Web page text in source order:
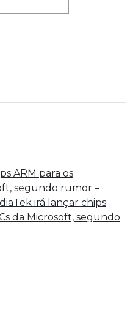
ARM para os
segundo rumor –
irá lançar chips
da Microsoft, segundo